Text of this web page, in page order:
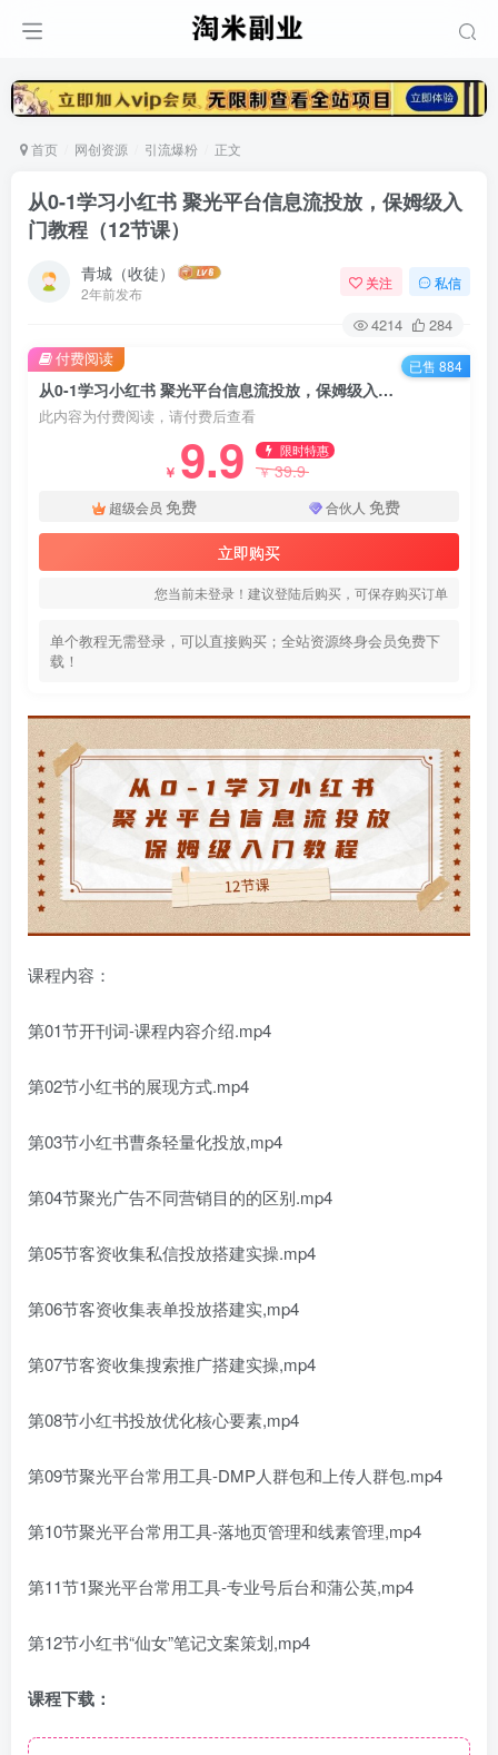
首页 网创资源 引流爆粉 正文
从0-1学习小红书 聚光平台信息流投放，保姆级入
门教程（12节课）
青城（收徒）
2年前发布
关注 私信
4214 284
从0-1学习小红书 聚光平台信息流投放，保姆级入门教程（12节课）
此内容为付费阅读，请付费后查看
￥ 9.9 限时特惠
￥39.9
超级会员 免费 合伙人 免费
立即购买
您当前未登录！建议登陆后购买，可保存购买订单
单个教程无需登录，可以直接购买；全站资源终身会员免费下
载！
付费阅读 已售 884
课程内容：
第01节开刊词-课程内容介绍.mp4
第02节小红书的展现方式.mp4
第03节小红书曹条轻量化投放,mp4
第04节聚光广告不同营销目的的区别.mp4
第05节客资收集私信投放搭建实操.mp4
第06节客资收集表单投放搭建实,mp4
第07节客资收集搜索推广搭建实操,mp4
第08节小红书投放优化核心要素,mp4
第09节聚光平台常用工具-DMP人群包和上传人群包.mp4
第10节聚光平台常用工具-落地页管理和线素管理,mp4
第11节1聚光平台常用工具-专业号后台和蒲公英,mp4
第12节小红书“仙女”笔记文案策划,mp4
课程下载：